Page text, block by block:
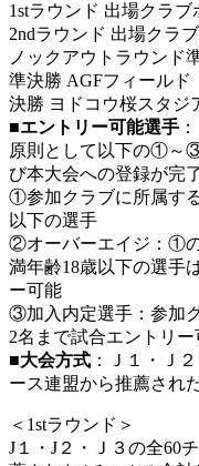
1stラウンド 出場クラ
2ndラウンド 出場クラ
ノックアウトラウンド
準決勝 AGFフィールド
決勝 ヨドコウ桜スタジ
■エントリー可能選手 ：
原則として以下の①～
び本大会への登録が完
①参加クラブに所属す
以下の選手
②オーバーエイジ：①の
満年齢18歳以下の選手
ー可能
③加入内定選手：参加
2名まで試合エントリー
■大会方式 ：Ｊ１・Ｊ
ース連盟から推薦され
＜1stラウンド＞
J１・J２・Ｊ３の全60